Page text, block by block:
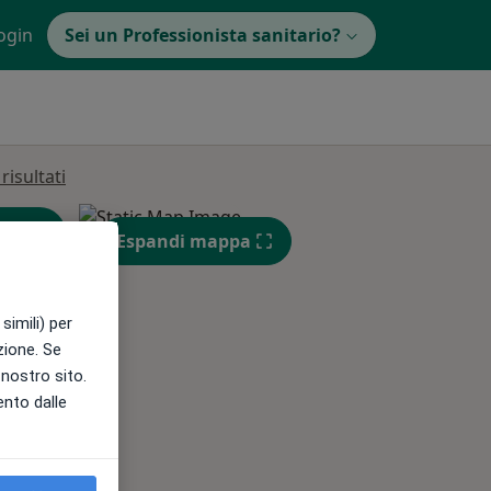
Sei un Professionista sanitario?
Dom,
9 Ago
Espandi mappa
per
Se
sito.
dalle